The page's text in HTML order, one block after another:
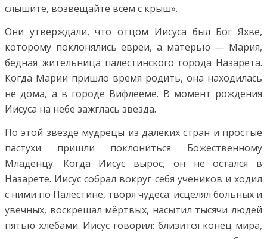
слышите, возвещайте всем с крыш».
Они утверждали, что отцом Иисуса был Бог Яхве,
которому поклонялись евреи, а матерью — Мария,
бедная жительница палестинского города Назарета.
Когда Марии пришло время родить, она находилась
не дома, а в городе Вифлееме. В момент рождения
Иисуса на небе зажглась звезда.
По этой звезде мудрецы из далёких стран и простые
пастухи пришли поклониться Божественному
Младенцу. Когда Иисус вырос, он не остался в
Назарете. Иисус собрал вокруг себя учеников и ходил
с ними по Палестине, творя чудеса: исцелял больных и
увечных, воскрешал мёртвых, насытил тысячи людей
пятью хлебами. Иисус говорил: близится конец мира,